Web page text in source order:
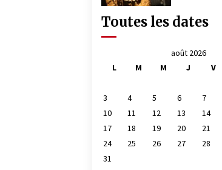
Toutes les dates
août 2026
L
M M J V
3
4 5 6 7
10
11 12 13 14
17
18 19 20 21
24
25 26 27 28
31